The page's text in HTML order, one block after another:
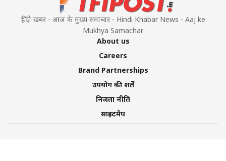
हिंदी खबर - आज के मुख्य समाचार - Hindi Khabar News - Aaj ke
Mukhya Samachar
About us
Careers
Brand Partnerships
उपयोग की शर्तें
निजता नीति
साइटमैप